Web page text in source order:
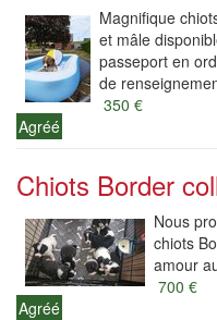
Magnifique
et mâle
passeport en
de
350 €
Agréé
Chiots Border
Nous
chiots
amour
700 €
Agréé